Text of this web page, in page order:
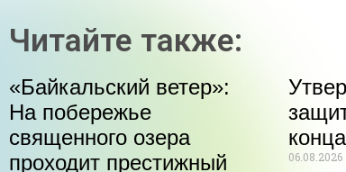
Читайте также:
«Байкальский ветер»:
На побережье
священного озера
проходит престижный
06.08.2026